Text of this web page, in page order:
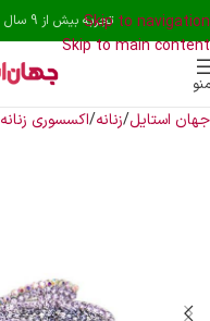
Skip to navigation
Skip to main content
تجربه بیش از 9 سال فروش اینترنتی مطمئن در کنار شما
جهان استایل زنانه اکسسوری زنانه